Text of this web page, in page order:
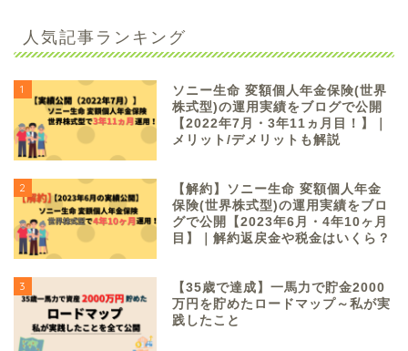
人気記事ランキング
1
ソニー生命 変額個人年金保険(世界
株式型)の運用実績をブログで公開
【2022年7月・3年11ヵ月目！】｜
メリット/デメリットも解説
2
【解約】ソニー生命 変額個人年金
保険(世界株式型)の運用実績をブロ
グで公開【2023年6月・4年10ヶ月
目】｜解約返戻金や税金はいくら？
3
【35歳で達成】一馬力で貯金2000
万円を貯めたロードマップ～私が実
践したこと